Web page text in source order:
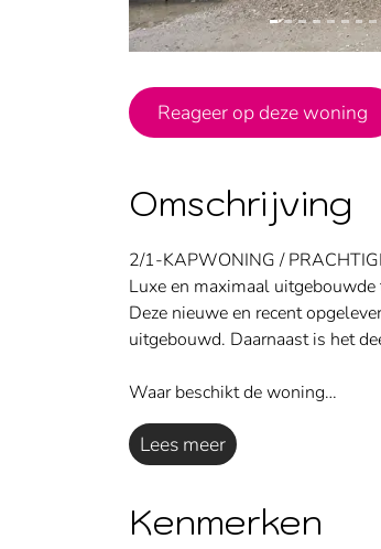
Reageer op deze woning
Omschrijving
2/1-KAPWONING /
Luxe en maximaal
Deze nieuwe en recent
uitgebouwd. Daarnaast is het
Waar beschikt de woning…
Lees meer
Kenmerken